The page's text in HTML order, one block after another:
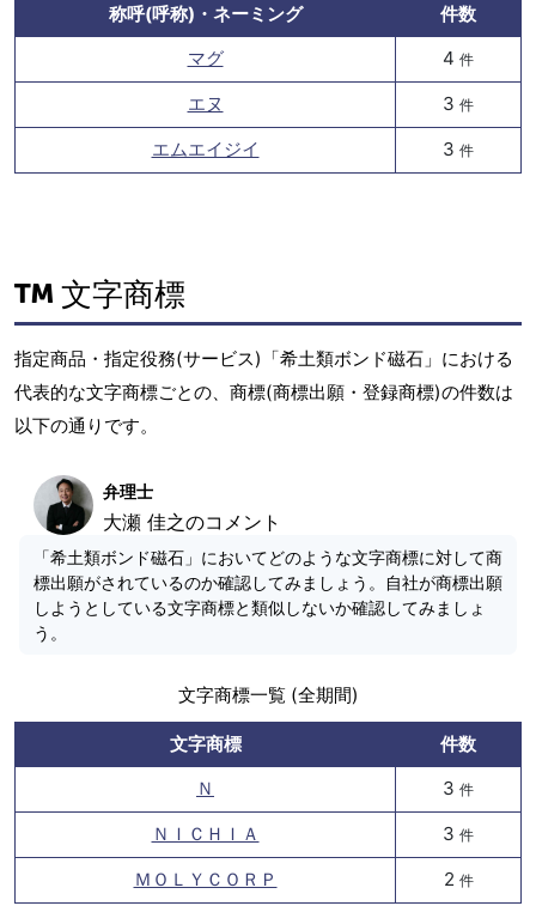
称呼(呼称)・ネーミング
件数
マグ
4 件
エヌ 3 件
エムエイジイ 3 件
文字商標
指定商品・指定役務(サービス)「希土類ボンド磁石」における
代表的な文字商標ごとの、商標(商標出願・登録商標)の件数は
以下の通りです。
弁理士
大瀬 佳之のコメント
「希土類ボンド磁石」においてどのような文字商標に対して商
標出願がされているのか確認してみましょう。自社が商標出願
しようとしている文字商標と類似しないか確認してみましょ
う。
文字商標一覧 (全期間)
文字商標
件数
Ｎ
3 件
ＮＩＣＨＩＡ 3 件
ＭＯＬＹＣＯＲＰ 2 件